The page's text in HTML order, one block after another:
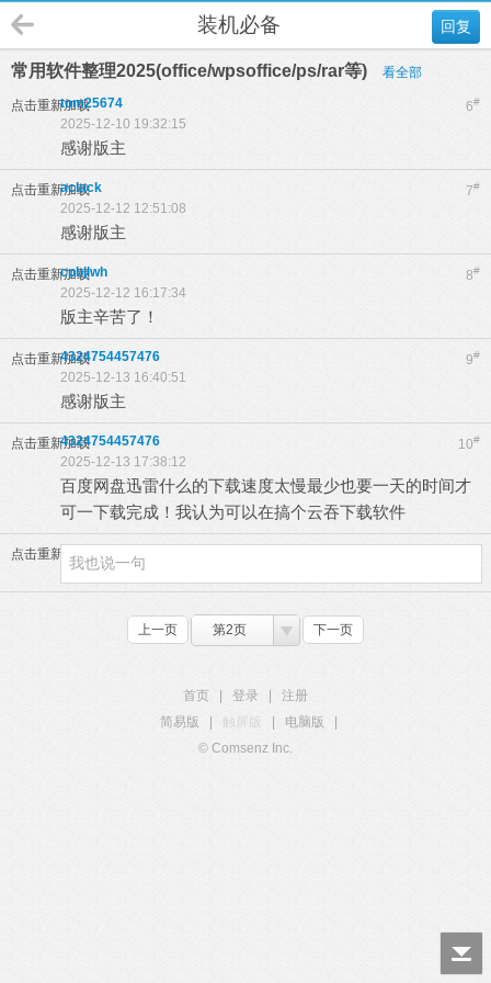
回复
装机必备
常用软件整理2025(office/wpsoffice/ps/rar等) 看全部
点击重新加载 6#
tom25674
2025-12-10 19:32:15
感谢版主
点击重新加载 7#
aclack
2025-12-12 12:51:08
感谢版主
点击重新加载 8#
cpbjlwh
2025-12-12 16:17:34
版主辛苦了！
点击重新加载 9#
4324754457476
2025-12-13 16:40:51
感谢版主
点击重新加载 10#
4324754457476
2025-12-13 17:38:12
百度网盘迅雷什么的下载速度太慢最少也要一天的时间才
可一下载完成！我认为可以在搞个云吞下载软件
点击重新加载
上一页 第2页 下一页
首页 登录
注册
简易版
触屏版 电脑版
© Comsenz Inc.